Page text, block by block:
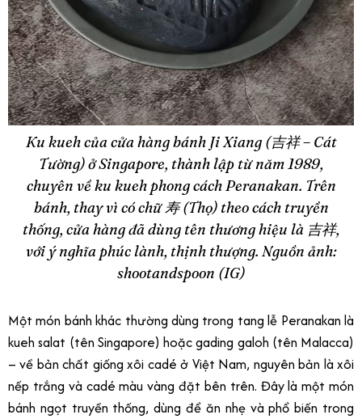
Ku kueh của cửa hàng bánh Ji Xiang (吉祥 – Cát
Tường) ở Singapore, thành lập từ năm 1989,
chuyên về ku kueh phong cách Peranakan. Trên
bánh, thay vì có chữ 寿 (Thọ) theo cách truyền
thống, cửa hàng đã dùng tên thương hiệu là 吉祥,
với ý nghĩa phúc lành, thịnh thượng. Nguồn ảnh:
shootandspoon (IG)
Một món bánh khác thường dùng trong tang lễ Peranakan là
kueh salat (tên Singapore) hoặc gading galoh (tên Malacca)
– về bản chất giống xôi cadé ở Việt Nam, nguyên bản là xôi
nếp trắng và cadé màu vàng đặt bên trên. Đây là một món
bánh ngọt truyền thống, dùng để ăn nhẹ và phổ biến trong